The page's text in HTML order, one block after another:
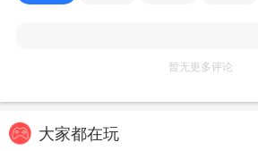
暂无更多评论
大家都在玩